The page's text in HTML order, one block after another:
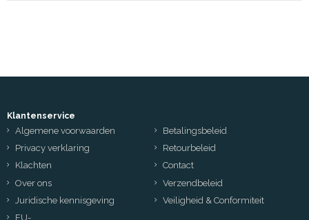
Klantenservice
Algemene voorwaarden
Betalingsbeleid
Privacy verklaring
Retourbeleid
Klachten
Contact
Over ons
Verzendbeleid
Juridische kennisgeving
Veiligheid & Conformiteit
EU-